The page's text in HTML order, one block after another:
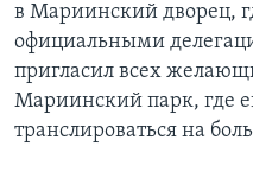
в Мариинский дворец,
официальными
пригласил всех
Мариинский парк, где
транслироваться на